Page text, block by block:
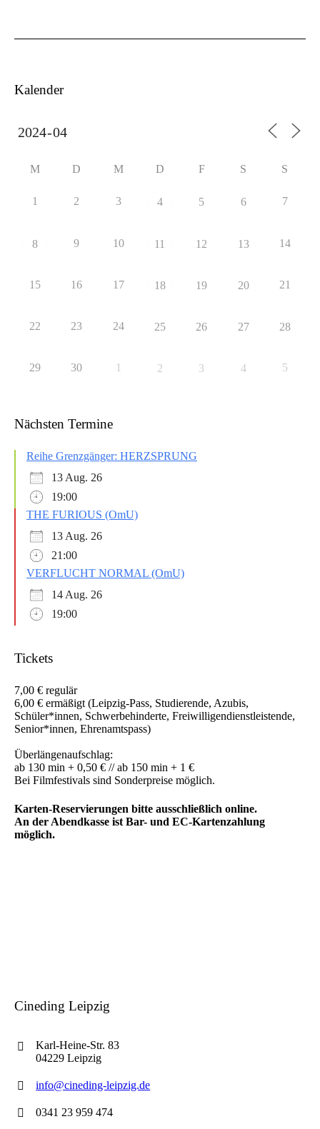
Kalender
M D M D F S S
1 2 3 4 5 6 7
8 9 10 11 12 13 14
15 16 17 18 19 20 21
22 23 24 25 26 27 28
29 30 1 2 3 4 5
Nächsten Termine
Reihe Grenzgänger: HERZSPRUNG
13 Aug. 26
19:00
THE FURIOUS (OmU)
13 Aug. 26
21:00
VERFLUCHT NORMAL (OmU)
14 Aug. 26
19:00
Tickets
7,00 € regulär
6,00 € ermäßigt (Leipzig-Pass, Studierende, Azubis,
Schüler*innen, Schwerbehinderte, Freiwilligendienstleistende,
Senior*innen, Ehrenamtspass)
Überlängenaufschlag:
ab 130 min + 0,50 € // ab 150 min + 1 €
Bei Filmfestivals sind Sonderpreise möglich.
Karten-Reservierungen bitte ausschließlich online.
An der Abendkasse ist Bar- und EC-Kartenzahlung
möglich.
Cineding Leipzig
Karl-Heine-Str. 83
04229 Leipzig
info@cineding-leipzig.de
0341 23 959 474